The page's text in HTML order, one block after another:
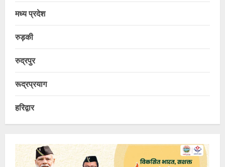
मध्य प्रदेश
रुड़की
रुद्रपुर
रूद्रप्रयाग
हरिद्वार